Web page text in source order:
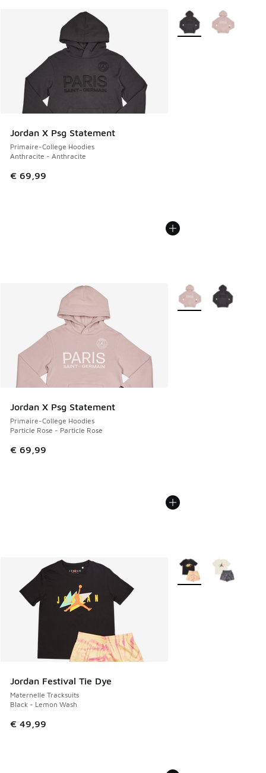
Jordan X Psg Statement
Primaire-College Hoodies
Anthracite - Anthracite
€ 69,99
Plus de couleurs
Jordan X Psg Statement
Primaire-College Hoodies
Particle Rose - Particle Rose
€ 69,99
Plus de couleurs
Jordan Festival Tie Dye
Maternelle Tracksuits
Black - Lemon Wash
€ 49,99
Plus de couleurs